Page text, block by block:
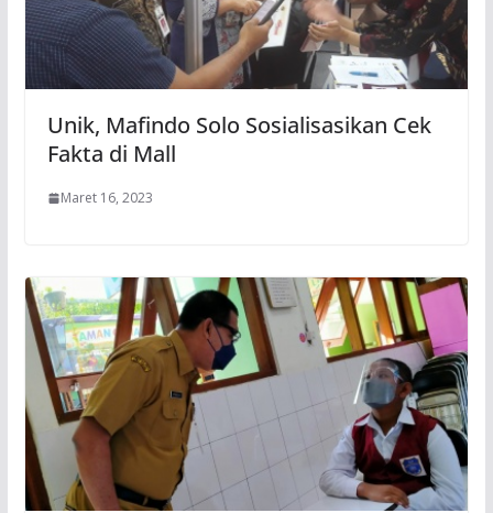
Unik, Mafindo Solo Sosialisasikan Cek
Fakta di Mall
Maret 16, 2023